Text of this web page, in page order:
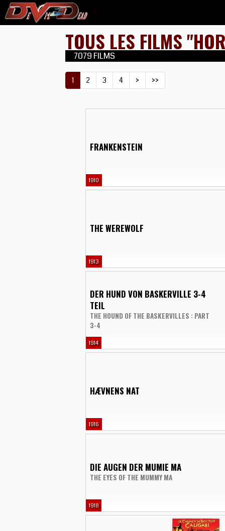
TOUS LES FILMS
7079 FILMS
1 2 3 4 > >>
FRANKENSTEIN
1910
THE WEREWOLF
1913
DER HUND VON BASKERVILLE 3-4
TEIL
THE HOUND OF THE BASKERVILLES : PART
3-4
1914
HÆVNENS NAT
1916
DIE AUGEN DER MUMIE MA
THE EYES OF THE MUMMY MA
1918